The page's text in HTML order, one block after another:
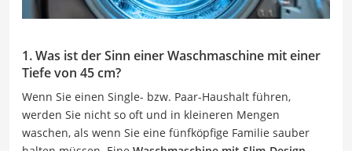
1. Was ist der Sinn einer Waschmaschine mit einer
Tiefe von 45 cm?
Wenn Sie einen Single- bzw. Paar-Haushalt führen,
werden Sie nicht so oft und in kleineren Mengen
waschen, als wenn Sie eine fünfköpfige Familie sauber